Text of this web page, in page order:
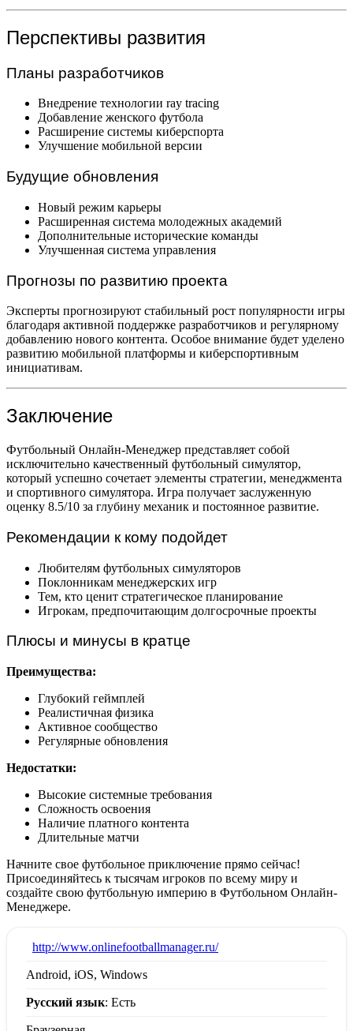
Перспективы развития
Планы разработчиков
Внедрение технологии ray tracing
Добавление женского футбола
Расширение системы киберспорта
Улучшение мобильной версии
Будущие обновления
Новый режим карьеры
Расширенная система молодежных академий
Дополнительные исторические команды
Улучшенная система управления
Прогнозы по развитию проекта
Эксперты прогнозируют стабильный рост популярности игры
благодаря активной поддержке разработчиков и регулярному
добавлению нового контента. Особое внимание будет уделено
развитию мобильной платформы и киберспортивным
инициативам.
Заключение
Футбольный Онлайн-Менеджер представляет собой
исключительно качественный футбольный симулятор,
который успешно сочетает элементы стратегии, менеджмента
и спортивного симулятора. Игра получает заслуженную
оценку 8.5/10 за глубину механик и постоянное развитие.
Рекомендации к кому подойдет
Любителям футбольных симуляторов
Поклонникам менеджерских игр
Тем, кто ценит стратегическое планирование
Игрокам, предпочитающим долгосрочные проекты
Плюсы и минусы в кратце
Преимущества:
Глубокий геймплей
Реалистичная физика
Активное сообщество
Регулярные обновления
Недостатки:
Высокие системные требования
Сложность освоения
Наличие платного контента
Длительные матчи
Начните свое футбольное приключение прямо сейчас!
Присоединяйтесь к тысячам игроков по всему миру и
создайте свою футбольную империю в Футбольном Онлайн-
Менеджере.
http://www.onlinefootballmanager.ru/
Android, iOS, Windows
Русский язык: Есть